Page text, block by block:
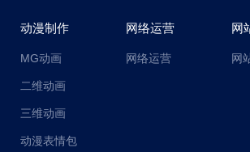
动漫制作
MG动画
二维动画
三维动画
动漫表情包
网络运营
网络运营
网
网